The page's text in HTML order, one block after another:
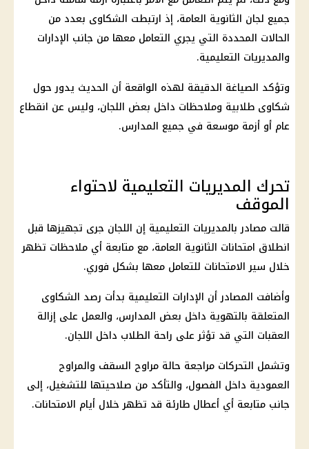
جميع لجان الثانوية العامة، إذ ارتبطت الشكاوى بعدد من
الحالات المحددة التي يجري التعامل معها من جانب الإدارات
والمديريات التعليمية.
وتؤكد الصياغة الدقيقة لهذه الواقعة أن الحديث يدور حول
شكاوى طلابية وملاحظات داخل بعض اللجان، وليس عن انقطاع
عام أو أزمة موسعة في جميع المدارس.
تحرك المديريات التعليمية لاحتواء
الموقف
قالت مصادر بالمديريات التعليمية إن اللجان جرى تجهيزها قبل
انطلاق امتحانات الثانوية العامة، مع متابعة أي ملاحظات تظهر
خلال سير الامتحانات للتعامل معها بشكل فوري.
وأضافت المصادر أن الإدارات التعليمية بدأت رصد الشكاوى
المتعلقة بالتهوية داخل بعض المدارس، والعمل على إزالة
العقبات التي قد تؤثر على راحة الطلاب داخل اللجان.
وتشمل التحركات مراجعة حالة مراوح السقف والمراوح
العمودية داخل الفصول، والتأكد من صلاحيتها للتشغيل، إلى
جانب متابعة أي أعطال طارئة قد تظهر خلال أيام الامتحانات.